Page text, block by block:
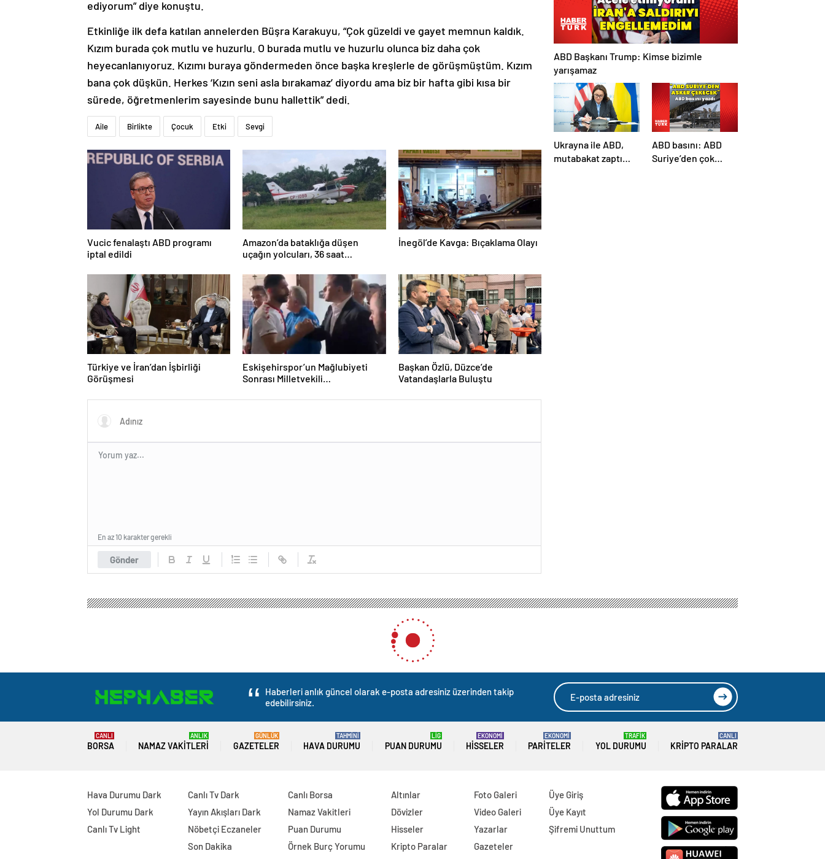
ediyorum” diye konuştu.
Etkinliğe ilk defa katılan annelerden Büşra Karakuyu, “Çok güzeldi ve gayet memnun kaldık.
Kızım burada çok mutlu ve huzurlu. O burada mutlu ve huzurlu olunca biz daha çok
heyecanlanıyoruz. Kızımı buraya göndermeden önce başka kreşlerle de görüşmüştüm. Kızım
bana çok düşkün. Herkes ‘Kızın seni asla bırakamaz’ diyordu ama biz bir hafta gibi kısa bir
sürede, öğretmenlerim sayesinde bunu hallettik” dedi.
Aile Birlikte Çocuk Etki Sevgi
Vucic fenalaştı ABD programı
iptal edildi
Amazon’da bataklığa düşen
uçağın yolcuları, 36 saat
İnegöl’de Kavga: Bıçaklama Olayı
Türkiye ve İran’dan İşbirliği
Görüşmesi
Eskişehirspor’un Mağlubiyeti
Sonrası Milletvekili
Başkan Özlü, Düzce’de
Vatandaşlarla Buluştu
Gönder
En az 10 karakter gerekli
ABD Başkanı Trump: Kimse bizimle
yarışamaz
Ukrayna ile ABD,
mutabakat zaptı
ABD basını: ABD
Suriye’den çok
Haberleri anlık güncel olarak e-posta adresiniz üzerinden takip
edebilirsiniz.
BORSA
CANLI
NAMAZ VAKITLERI
ANLIK
GAZETELER
GÜNLÜK
HAVA DURUMU
TAHMİNİ
PUAN DURUMU
LİG
HISSELER
EKONOMİ
PARITELER
EKONOMİ
YOL DURUMU
TRAFİK
KRIPTO PARALAR
CANLI
Hava Durumu Dark
Yol Durumu Dark
Canlı Tv Light
Canlı Tv Dark
Yayın Akışları Dark
Nöbetçi Eczaneler
Son Dakika
Canlı Borsa
Namaz Vakitleri
Puan Durumu
Örnek Burç Yorumu
Altınlar
Dövizler
Hisseler
Kripto Paralar
Foto Galeri
Video Galeri
Yazarlar
Gazeteler
Üye Giriş
Üye Kayıt
Şifremi Unuttum